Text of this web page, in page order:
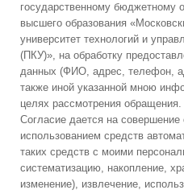
государственному бюджетному
высшего образования
университет технологий и
(ПКУ)», на обработку
данных (ФИО, адрес, телефон,
также иной указанной мною
целях рассмотрения обращения.
Согласие дается на
использованием средств
таких средств с моими
систематизацию, накопление,
изменение), извлечение,